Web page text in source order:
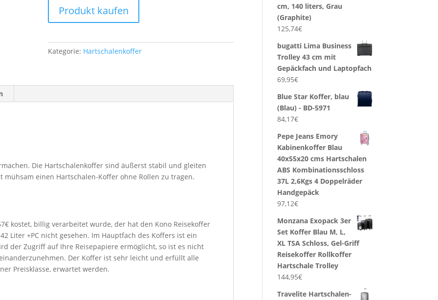
Produkt kaufen
Kategorie: Hartschalenkoffer
Die Hartschalenkoffer sind äußerst stabil und gleiten
einen Hartschalen-Koffer ohne Rollen zu tragen.
kostet, billig verarbeitet wurde, der hat den Kono Reisekoffer
Liter +PC nicht gesehen. Im Hauptfach des Koffers ist ein
der Zugriff auf Ihre Reisepapiere ermöglicht, so ist es nicht
Der Koffer ist sehr leicht und erfüllt alle
Preisklasse, erwartet werden.
cm, 140 liters, Grau
(Graphite)
125,74€
bugatti Lima Business
Trolley 43 cm mit
Gepäckfach und Laptopfach
69,95€
Blue Star Koffer, blau
(Blau) - BD-5971
84,17€
Pepe Jeans Emory
Kabinenkoffer Blau
40x55x20 cms Hartschalen
ABS Kombinationsschloss
37L 2,6Kgs 4 Doppelräder
Handgepäck
97,12€
Monzana Exopack 3er
Set Koffer Blau M, L,
XL TSA Schloss, Gel-Griff
Reisekoffer Rollkoffer
Hartschale Trolley
144,95€
Travelite Hartschalen-